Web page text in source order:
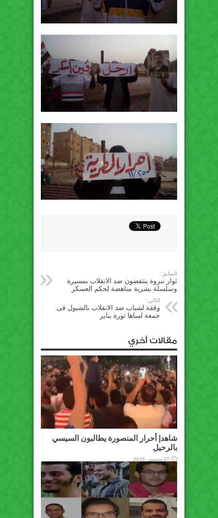
السابق:
ثوار نبروة ينتفضون ضد الانقلاب بمسيرة
وسلسلة بشرية مناهضة لحكم العسكر
التالي:
وقفة لشباب ضد الانقلاب بالشبول فى
جمعة لساها ثورة يناير
مقالات أخري
شاهد| أحرار المنصورة يطالبون السيسي
بالرحيل
27 سبتمبر، 2019